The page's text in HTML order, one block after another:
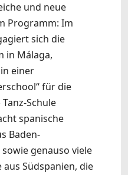
und neue
Programm: Im
sich die
in Málaga,
einer
für die
Schule
spanische
Baden-
genauso viele
Südspanien, die